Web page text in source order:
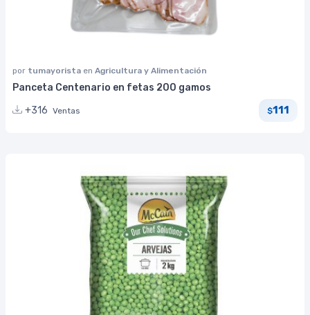
por tumayorista en Agricultura y Alimentación
Panceta Centenario en fetas 200 gamos
+316 Ventas $111